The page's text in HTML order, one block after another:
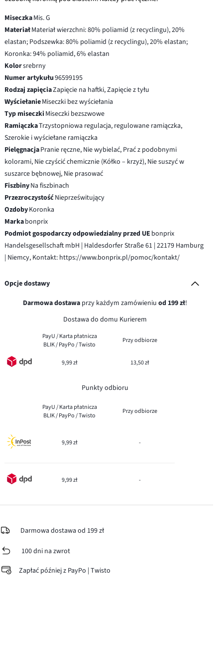
MiseczkaMis. G
MateriałMateriał wierzchni: 80% poliamid (z recyclingu), 20%
elastan; Podszewka: 80% poliamid (z recyclingu), 20% elastan;
Koronka: 94% poliamid, 6% elastan
Kolorsrebrny
Numer artykułu96599195
Rodzaj zapięciaZapięcie na haftki, Zapięcie z tyłu
WyściełanieMiseczki bez wyściełania
Typ miseczki Miseczki bezszwowe
RamiączkaTrzystopniowa regulacja, regulowane ramiączka,
Szerokie i wyściełane ramiączka
PielęgnacjaPranie ręczne, Nie wybielać, Prać z podobnymi
kolorami, Nie czyścić chemicznie (Kółko – krzyż), Nie suszyć w
suszarce bębnowej, Nie prasować
FiszbinyNa fiszbinach
PrzezroczystośćNieprześwitujący
OzdobyKoronka
Markabonprix
Podmiot gospodarczy odpowiedzialny przed UE bonprix
Handelsgesellschaft mbH | Haldesdorfer Straße 61 | 22179 Hamburg
| Niemcy, Kontakt: https://www.bonprix.pl/pomoc/kontakt/
Opcje dostawy
Darmowa dostawaprzy każdym zamówieniu od 199 zł!
Dostawa do domu Kurierem
PayU / Karta płatnicza
BLIK / PayPo / Twisto
Przy odbiorze
9,99 zł 13,50 zł
Punkty odbioru
PayU / Karta płatnicza
BLIK / PayPo / Twisto
Przy odbiorze
9,99 zł -
9,99 zł -
Darmowa dostawa od 199 zł
100 dni na zwrot
Zapłać później z PayPo | Twisto